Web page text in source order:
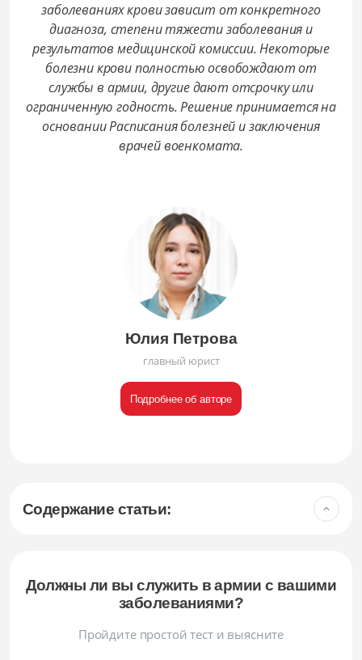
заболеваниях крови зависит от конкретного
диагноза, степени тяжести заболевания и
результатов медицинской комиссии. Некоторые
болезни крови полностью освобождают от
службы в армии, другие дают отсрочку или
ограниченную годность. Решение принимается на
основании Расписания болезней и заключения
врачей военкомата.
Юлия Петрова
главный юрист
Подробнее об авторе
Содержание статьи:
Должны ли вы служить в армии с вашими
заболеваниями?
Пройдите простой тест и выясните